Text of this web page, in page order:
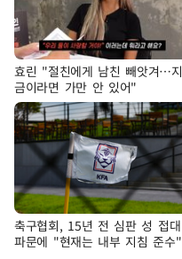
효린 "절친에게 남친 빼앗겨…지
금이라면 가만 안 있어"
축구협회, 15년 전 심판 성 접대
파문에 "현재는 내부 지침 준수"